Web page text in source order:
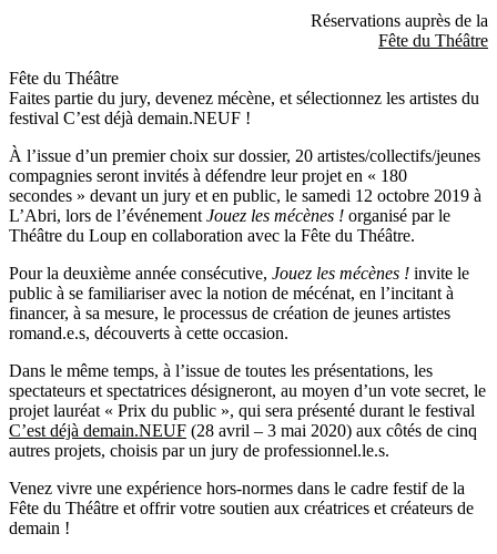
Réservations auprès de la
Fête du Théâtre
Fête du Théâtre
Faites partie du jury, devenez mécène, et sélectionnez les artistes du
festival C’est déjà demain.NEUF !
À l’issue d’un premier choix sur dossier, 20 artistes/collectifs/jeunes
compagnies seront invités à défendre leur projet en « 180
secondes » devant un jury et en public, le samedi 12 octobre 2019 à
L’Abri, lors de l’événement Jouez les mécènes ! organisé par le
Théâtre du Loup en collaboration avec la Fête du Théâtre.
Pour la deuxième année consécutive, Jouez les mécènes ! invite le
public à se familiariser avec la notion de mécénat, en l’incitant à
financer, à sa mesure, le processus de création de jeunes artistes
romand.e.s, découverts à cette occasion.
Dans le même temps, à l’issue de toutes les présentations, les
spectateurs et spectatrices désigneront, au moyen d’un vote secret, le
projet lauréat « Prix du public », qui sera présenté durant le festival
C’est déjà demain.NEUF (28 avril – 3 mai 2020) aux côtés de cinq
autres projets, choisis par un jury de professionnel.le.s.
Venez vivre une expérience hors-normes dans le cadre festif de la
Fête du Théâtre et offrir votre soutien aux créatrices et créateurs de
demain !